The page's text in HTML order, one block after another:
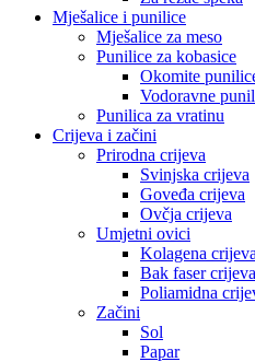
Mješalice i punilice
Mješalice za meso
Punilice za kobasice
Okomite
Vodoravne
Punilica za vratinu
Crijeva i začini
Prirodna crijeva
Svinjska crijeva
Goveđa crijeva
Ovčja crijeva
Umjetni ovici
Kolagena crijeva
Bak faser crijeva
Poliamidna
Začini
Sol
Papar